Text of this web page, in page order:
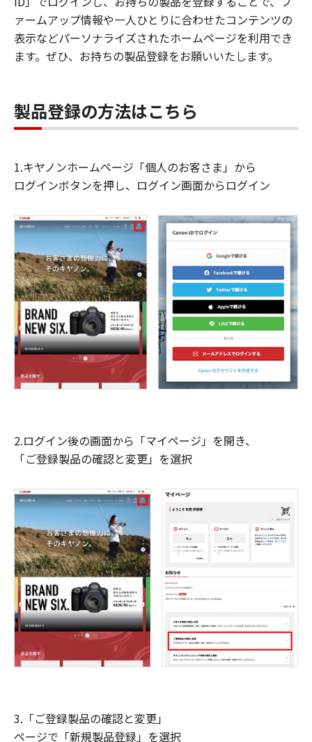
ァームアップ情報や一人ひとりに合わせたコンテンツの
表示などパーソナライズされたホームページを利用でき
ます。ぜひ、お持ちの製品登録をお願いいたします。
製品登録の方法はこちら
1.キヤノンホームページ「個人のお客さま」から
ログインボタンを押し、ログイン画面からログイン
2.ログイン後の画面から「マイページ」を開き、
「ご登録製品の確認と変更」を選択
3.「ご登録製品の確認と変更」
ページで「新規製品登録」を選択